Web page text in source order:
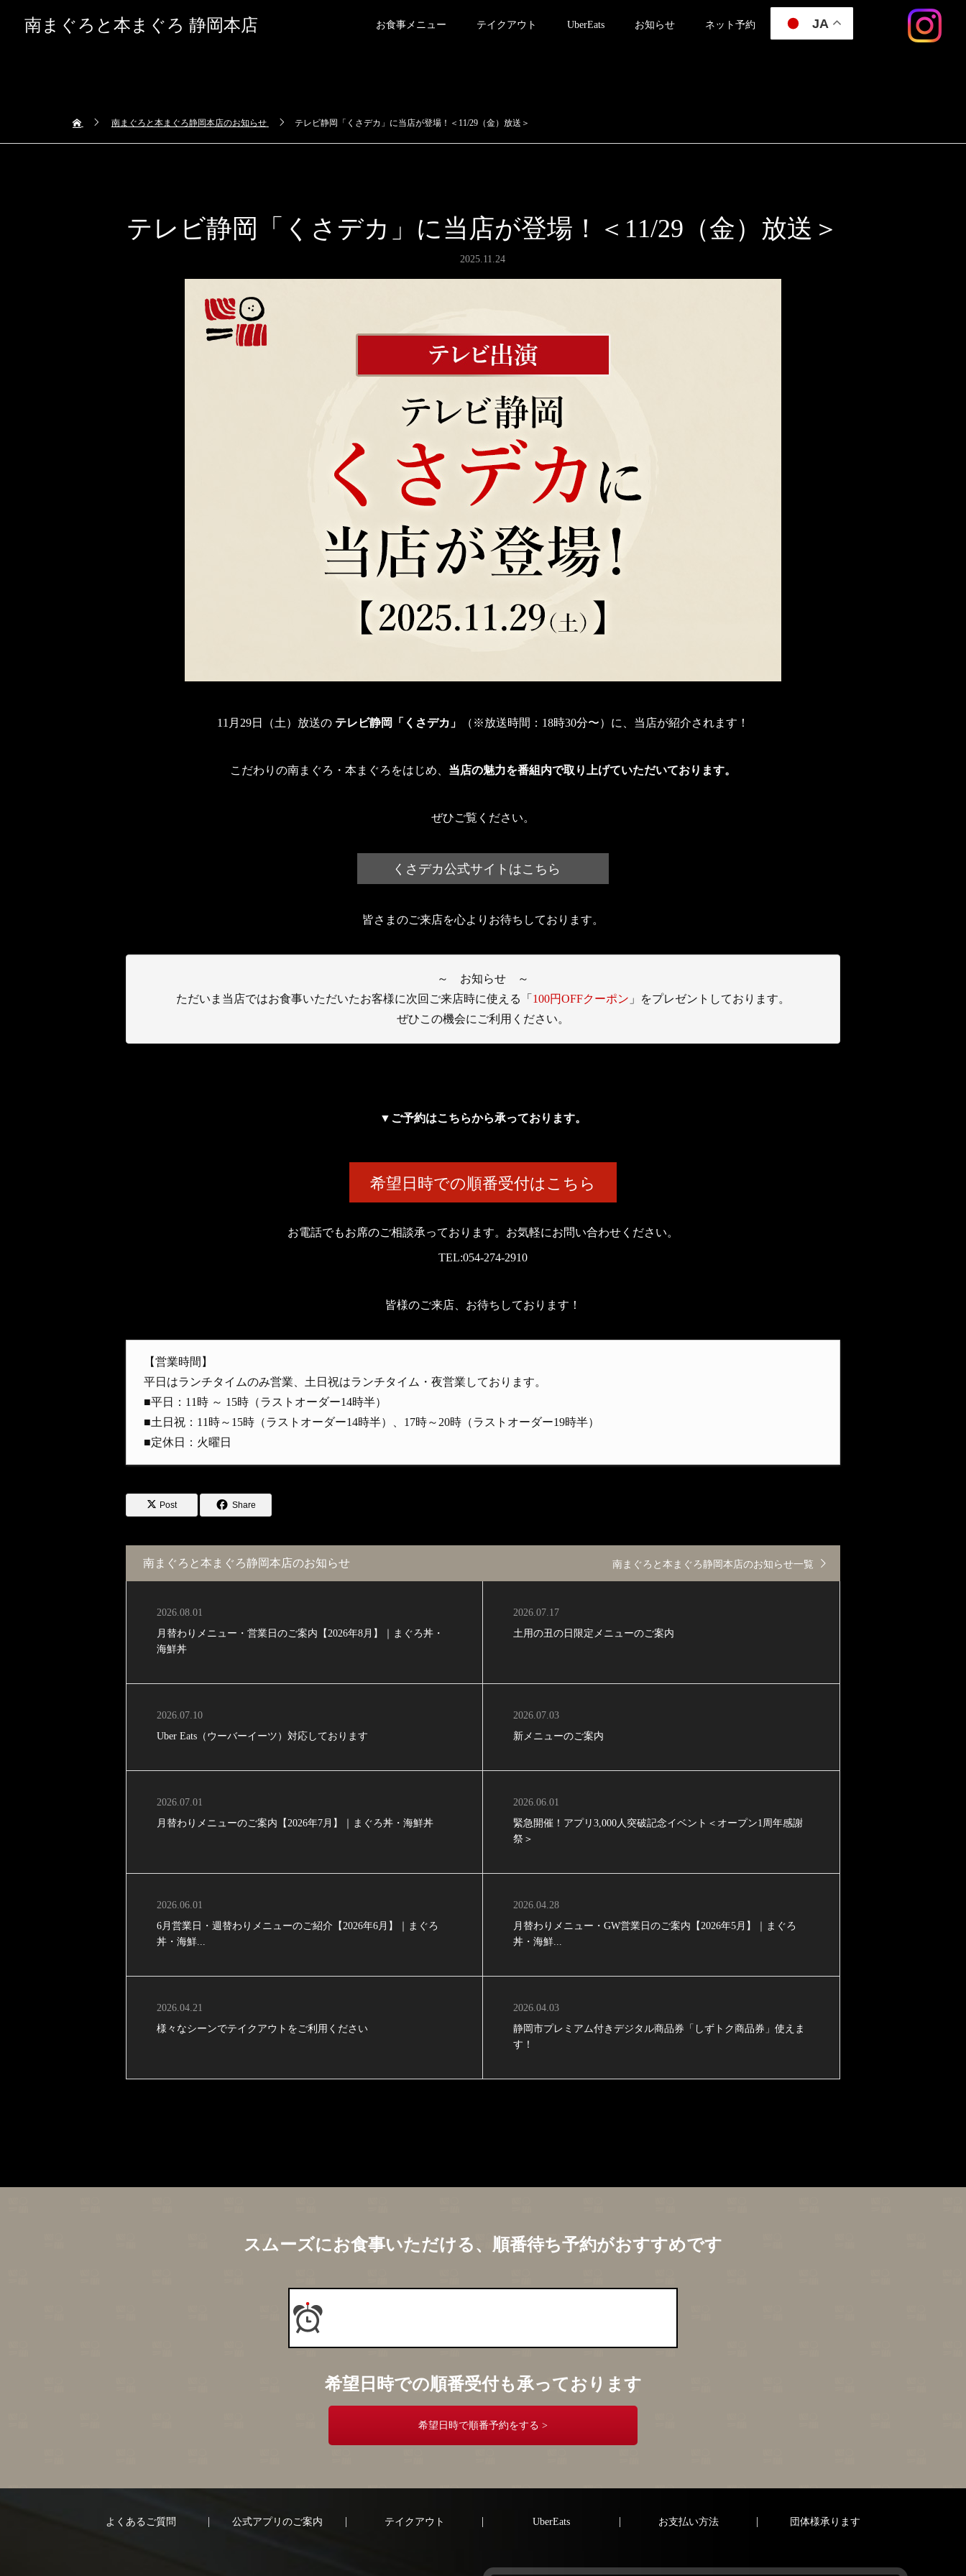
南まぐろと本まぐろ 静岡本店 お食事メニュー テイクアウト UberEats お知らせ ネット予約 JA
南まぐろと本まぐろ静岡本店のお知らせ テレビ静岡「くさデカ」に当店が登場！＜11/29（金）放送＞
テレビ静岡「くさデカ」に当店が登場！＜11/29（金）放送＞
2025.11.24
11月29日（土）放送の テレビ静岡「くさデカ」 （※放送時間：18時30分〜）に、当店が紹介されます！
こだわりの南まぐろ・本まぐろをはじめ、 当店の魅力を番組内で取り上げていただいております。
ぜひご覧ください。
くさデカ公式サイトはこちら
皆さまのご来店を心よりお待ちしております。
～ お知らせ ～
ただいま当店ではお食事いただいたお客様に次回ご来店時に使える「 100円OFFクーポン 」をプレゼントしております。
ぜひこの機会にご利用ください。
▼ご予約はこちらから承っております。
希望日時での順番受付はこちら
お電話でもお席のご相談承っております。お気軽にお問い合わせください。
TEL:054-274-2910
皆様のご来店、お待ちしております！
【営業時間】
平日はランチタイムのみ営業、土日祝はランチタイム・夜営業しております。
■平日：11時 ～ 15時（ラストオーダー14時半）
■土日祝：11時～15時（ラストオーダー14時半）、17時～20時（ラストオーダー19時半）
■定休日：火曜日
Post Share
南まぐろと本まぐろ静岡本店のお知らせ 南まぐろと本まぐろ静岡本店のお知らせ一覧
2026.08.01
月替わりメニュー・営業日のご案内【2026年8月】｜まぐろ丼・
海鮮丼
2026.07.17
土用の丑の日限定メニューのご案内
2026.07.10
Uber Eats（ウーバーイーツ）対応しております
2026.07.03
新メニューのご案内
2026.07.01
月替わりメニューのご案内【2026年7月】｜まぐろ丼・海鮮丼
2026.06.01
緊急開催！アプリ3,000人突破記念イベント＜オープン1周年感謝
祭＞
2026.06.01
6月営業日・週替わりメニューのご紹介【2026年6月】｜まぐろ
丼・海鮮...
2026.04.28
月替わりメニュー・GW営業日のご案内【2026年5月】｜まぐろ
丼・海鮮...
2026.04.21
様々なシーンでテイクアウトをご利用ください
2026.04.03
静岡市プレミアム付きデジタル商品券「しずトク商品券」使えま
す！
スムーズにお食事いただける、順番待ち予約がおすすめです
希望日時での順番受付も承っております
希望日時で順番予約をする >
よくあるご質問 公式アプリのご案内 テイクアウト UberEats お支払い方法 団体様承ります